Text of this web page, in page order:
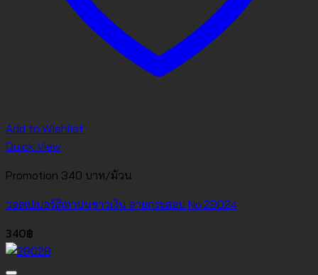
Add to Wishlist
Quick View
Promotion 340 บาท/ม้วน
วอลเปเปอร์สีเทาปนขาวเงิน ลายกระสอบ No.28024
340฿